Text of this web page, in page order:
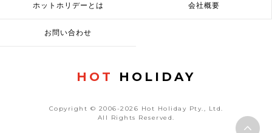
ホットホリデーとは 会社概要
お問い合わせ
HOT HOLIDAY
Copyright © 2006-2026 Hot Holiday Pty., Ltd.
All Rights Reserved.